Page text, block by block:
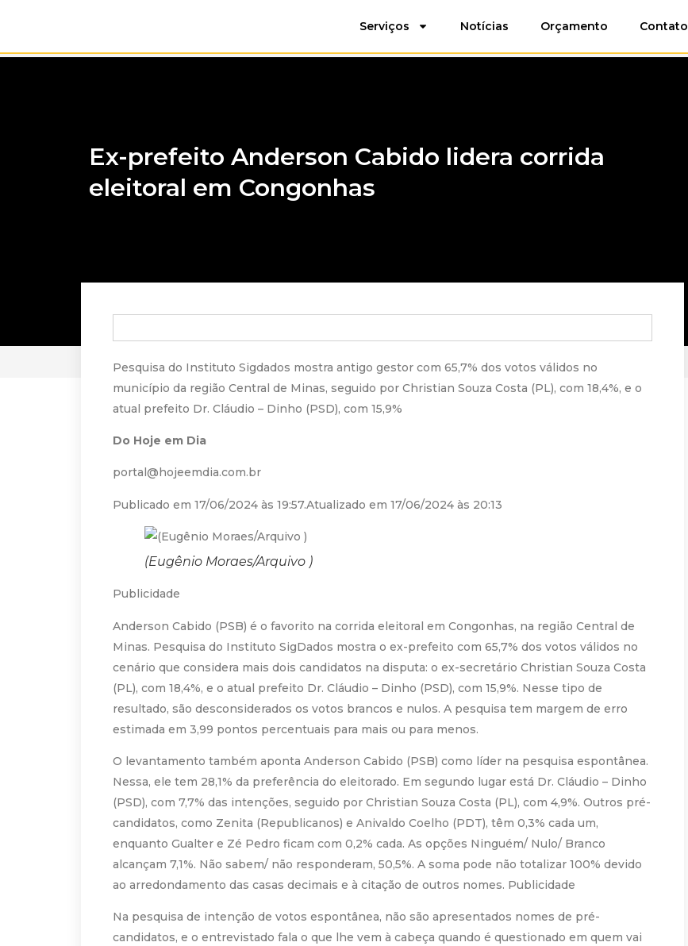
Serviços Notícias Orçamento Contato
Ex-prefeito Anderson Cabido lidera corrida
eleitoral em Congonhas
Pesquisa do Instituto Sigdados mostra antigo gestor com 65,7% dos votos válidos no
município da região Central de Minas, seguido por Christian Souza Costa (PL), com 18,4%, e o
atual prefeito Dr. Cláudio – Dinho (PSD), com 15,9%
Do Hoje em Dia
portal@hojeemdia.com.br
Publicado em 17/06/2024 às 19:57.Atualizado em 17/06/2024 às 20:13
(Eugênio Moraes/Arquivo )
Publicidade
Anderson Cabido (PSB) é o favorito na corrida eleitoral em Congonhas, na região Central de
Minas. Pesquisa do Instituto SigDados mostra o ex-prefeito com 65,7% dos votos válidos no
cenário que considera mais dois candidatos na disputa: o ex-secretário Christian Souza Costa
(PL), com 18,4%, e o atual prefeito Dr. Cláudio – Dinho (PSD), com 15,9%. Nesse tipo de
resultado, são desconsiderados os votos brancos e nulos. A pesquisa tem margem de erro
estimada em 3,99 pontos percentuais para mais ou para menos.
O levantamento também aponta Anderson Cabido (PSB) como líder na pesquisa espontânea.
Nessa, ele tem 28,1% da preferência do eleitorado. Em segundo lugar está Dr. Cláudio – Dinho
(PSD), com 7,7% das intenções, seguido por Christian Souza Costa (PL), com 4,9%. Outros pré-
candidatos, como Zenita (Republicanos) e Anivaldo Coelho (PDT), têm 0,3% cada um,
enquanto Gualter e Zé Pedro ficam com 0,2% cada. As opções Ninguém/ Nulo/ Branco
alcançam 7,1%. Não sabem/ não responderam, 50,5%. A soma pode não totalizar 100% devido
ao arredondamento das casas decimais e à citação de outros nomes. Publicidade
Na pesquisa de intenção de votos espontânea, não são apresentados nomes de pré-
candidatos, e o entrevistado fala o que lhe vem à cabeça quando é questionado em quem vai